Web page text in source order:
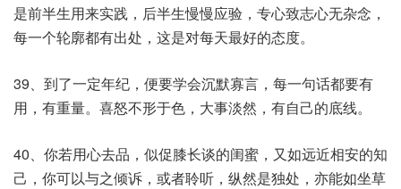
是前半生用来实践，后半生慢慢应验，专心致志心无杂念，
每一个轮廓都有出处，这是对每天最好的态度。
39、到了一定年纪，便要学会沉默寡言，每一句话都要有
用，有重量。喜怒不形于色，大事淡然，有自己的底线。
40、你若用心去品，似促膝长谈的闺蜜，又如远近相安的知
己，你可以与之倾诉，或者聆听，纵然是独处，亦能如坐草